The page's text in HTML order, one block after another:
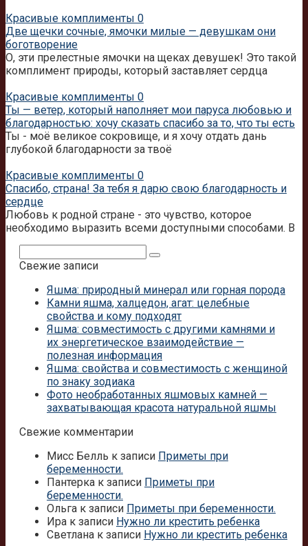
Красивые комплименты 0
Две щечки сочные, ямочки милые — девушкам они
боготворение
О, эти прелестные ямочки на щеках девушек! Это такой
комплимент природы, который заставляет сердца
Красивые комплименты 0
Ты — ветер, который наполняет мои паруса любовью и
благодарностью: хочу сказать спасибо за то, что ты есть
Ты - моё великое сокровище, и я хочу отдать дань
глубокой благодарности за твоё
Красивые комплименты 0
Спасибо, страна! За тебя я дарю свою благодарность и
сердце
Любовь к родной стране - это чувство, которое
необходимо выразить всеми доступными способами. В
Свежие записи
Яшма: природный минерал или горная порода
Камни яшма, халцедон, агат: целебные
свойства и кому подходят
Яшма: совместимость с другими камнями и
их энергетическое взаимодействие —
полезная информация
Яшма: свойства и совместимость с женщиной
по знаку зодиака
Фото необработанных яшмовых камней —
захватывающая красота натуральной яшмы
Свежие комментарии
Мисс Белль к записи Приметы при
беременности.
Пантерка к записи Приметы при
беременности.
Ольга к записи Приметы при беременности.
Ира к записи Нужно ли крестить ребенка
Светлана к записи Нужно ли крестить ребенка